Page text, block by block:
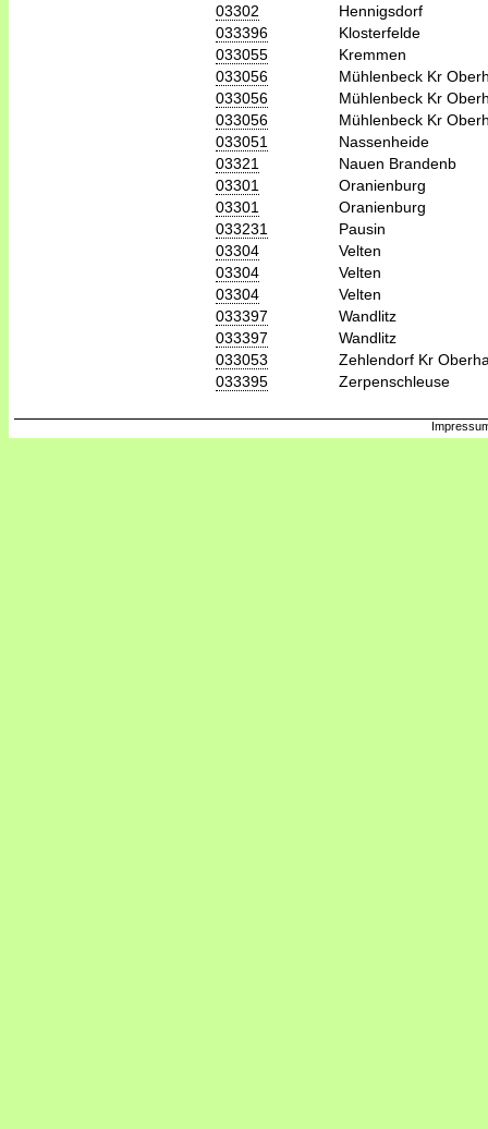
03302
Hennigsdorf
033396
Klosterfelde
033055
Kremmen
033056
Mühlenbeck Kr
033056
Mühlenbeck Kr
033056
Mühlenbeck Kr
033051
Nassenheide
03321
Nauen Brandenb
03301
Oranienburg
03301
Oranienburg
033231
Pausin
03304
Velten
03304
Velten
03304
Velten
033397
Wandlitz
033397
Wandlitz
033053
Zehlendorf Kr
033395
Zerpenschleuse